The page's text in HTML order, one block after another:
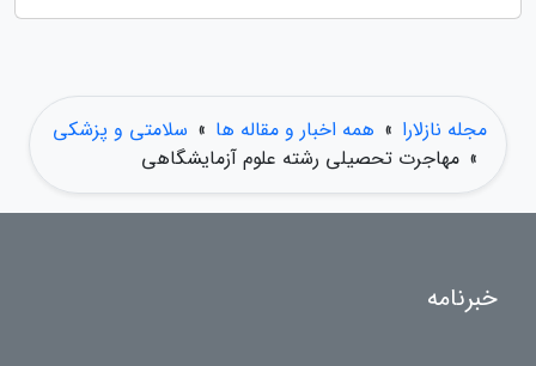
مجله نازلارا » همه اخبار و مقاله ها » سلامتی و پزشکی
» مهاجرت تحصیلی رشته علوم آزمایشگاهی
خبرنامه